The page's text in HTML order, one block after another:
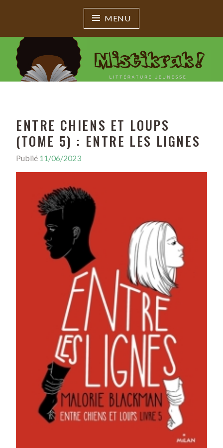
MENU
MISTIKRAK !
Littérature jeunesse
ENTRE CHIENS ET LOUPS
(TOME 5) : ENTRE LES LIGNES
Publié 11/06/2023